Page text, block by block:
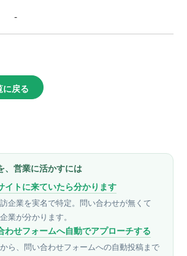
-
に戻る
、営業に活かすには
イトに来ていたら分かります
企業を実名で特定。問い合わせが無くて
業が分かります。
わせフォームへ自動でアプローチする
ら、問い合わせフォームへの自動投稿まで